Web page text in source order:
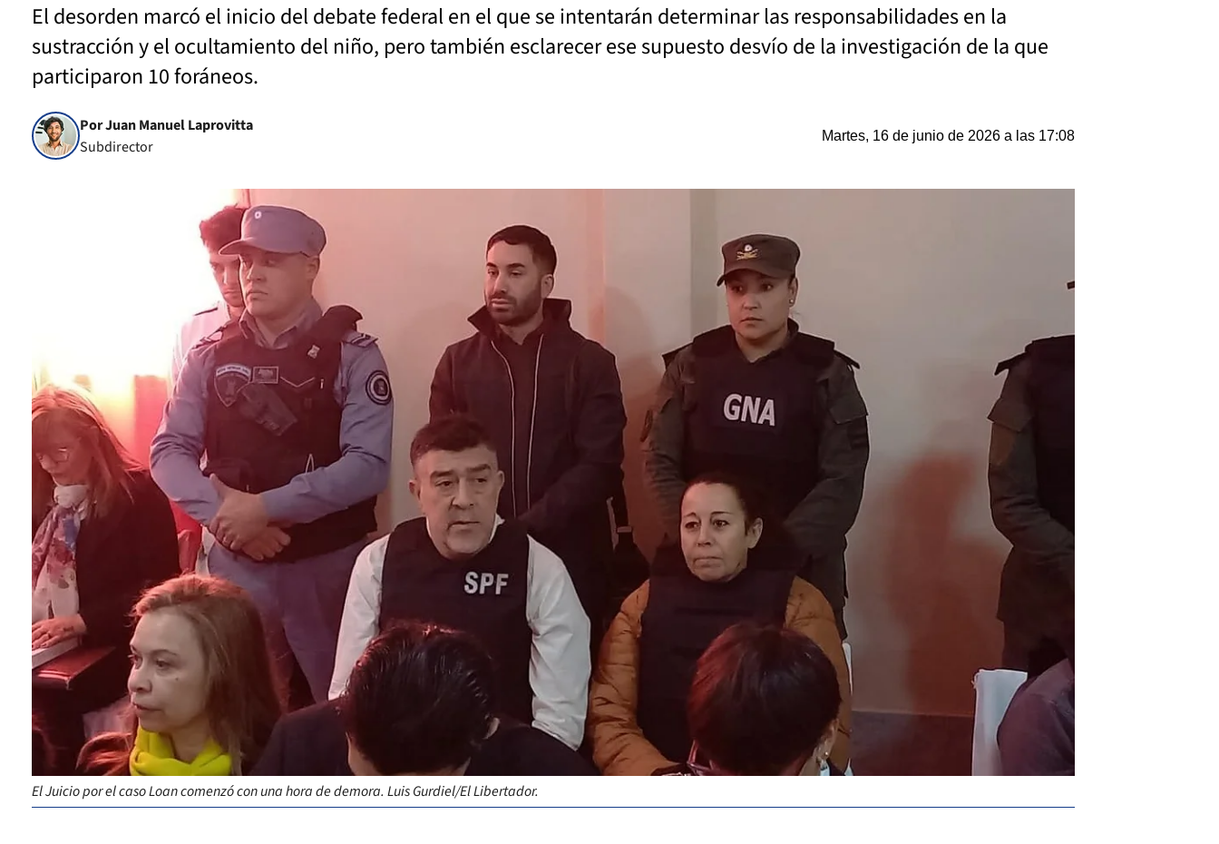
El desorden marcó el inicio del debate federal en el que se intentarán determinar las responsabilidades en la
sustracción y el ocultamiento del niño, pero también esclarecer ese supuesto desvío de la investigación de la que
participaron 10 foráneos.
Por Juan Manuel Laprovitta
Subdirector
Martes, 16 de junio de 2026 a las 17:08
El Juicio por el caso Loan comenzó con una hora de demora. Luis Gurdiel/El Libertador.